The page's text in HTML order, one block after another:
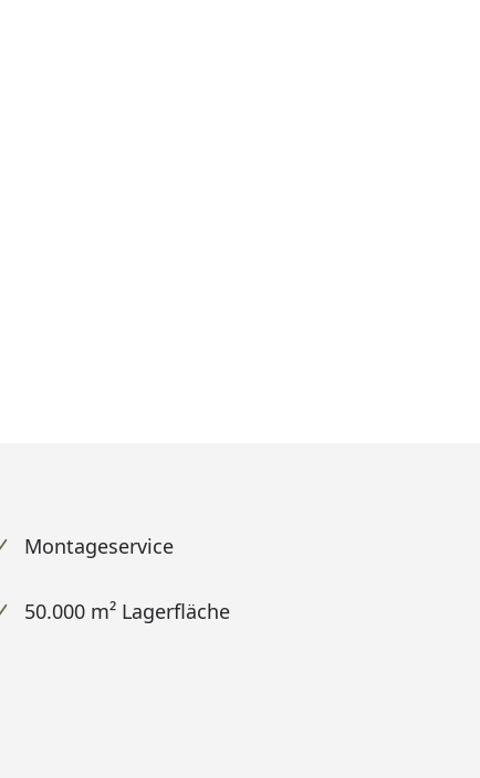
Montageservice
50.000 m² Lagerfläche